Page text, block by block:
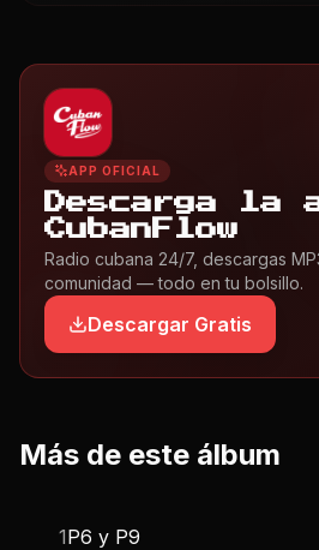
APP OFICIAL
Descarga la
CubanFlow
Radio cubana 24/7, descargas
comunidad — todo en tu bolsillo.
Descargar Gratis
Más de este álbum
1P6 y P9